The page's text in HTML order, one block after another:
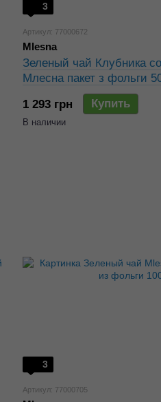
3
Артикул: 77000672
Mlesna
Зеленый чай Клубника
Млесна пакет з фольги
1 293 грн
Купить
В наличии
3
Артикул: 77000705